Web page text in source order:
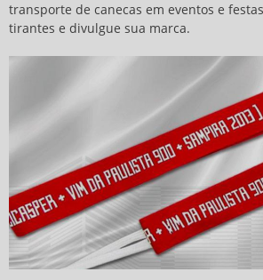
transporte de canecas em eventos e
tirantes e divulgue sua marca.